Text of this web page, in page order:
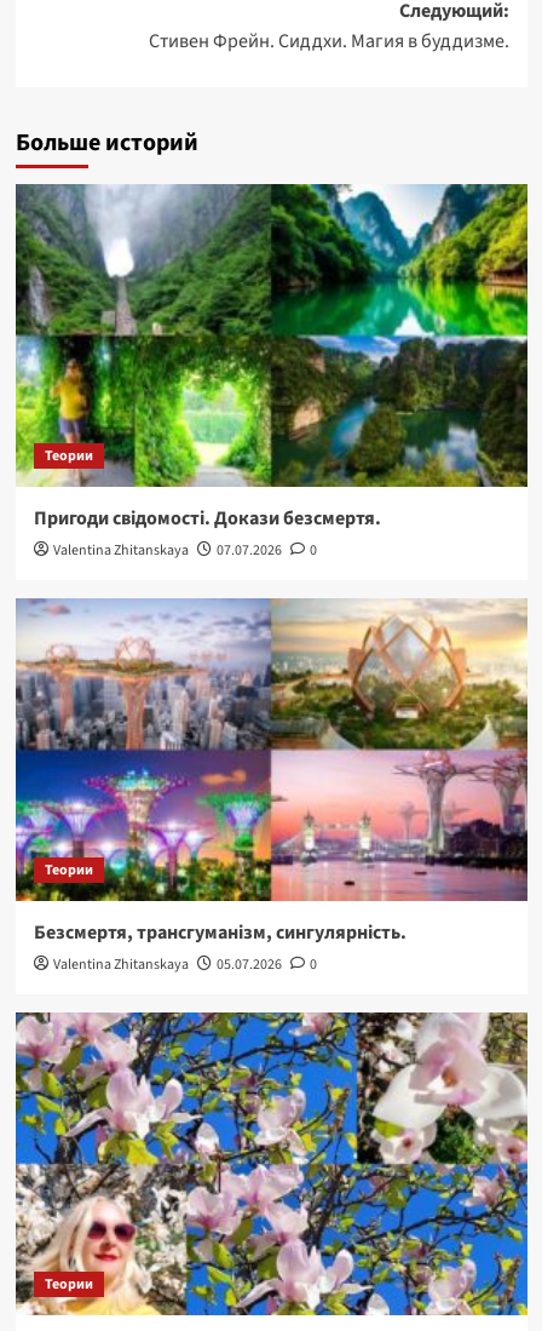
Следующий:
Стивен Фрейн. Сиддхи. Магия в буддизме.
Больше историй
Теории
Пригоди свідомості. Докази безсмертя.
Valentina Zhitanskaya 07.07.2026 0
Теории
Безсмертя, трансгуманізм, сингулярність.
Valentina Zhitanskaya 05.07.2026 0
Теории